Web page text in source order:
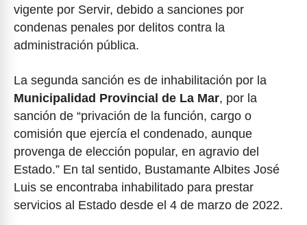
vigente por Servir, debido a sanciones por
condenas penales por delitos contra la
administración pública.
La segunda sanción es de inhabilitación por la
Municipalidad Provincial de La Mar, por la
sanción de “privación de la función, cargo o
comisión que ejercía el condenado, aunque
provenga de elección popular, en agravio del
Estado.” En tal sentido, Bustamante Albites José
Luis se encontraba inhabilitado para prestar
servicios al Estado desde el 4 de marzo de 2022.